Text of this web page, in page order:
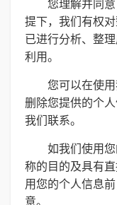
您理解并同
提下，我们有权
已进行分析、整
利用。
您可以在使
删除您提供的个
我们联系。
如我们使用
称的目的及具有
用您的个人信息
意。